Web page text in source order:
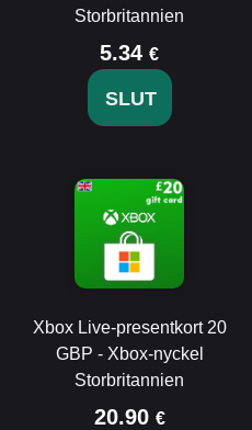
Storbritannien
5.34 €
SLUT
Xbox Live-presentkort 20
GBP - Xbox-nyckel
Storbritannien
20.90 €